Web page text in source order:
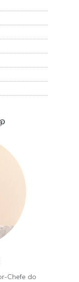
Chefe do